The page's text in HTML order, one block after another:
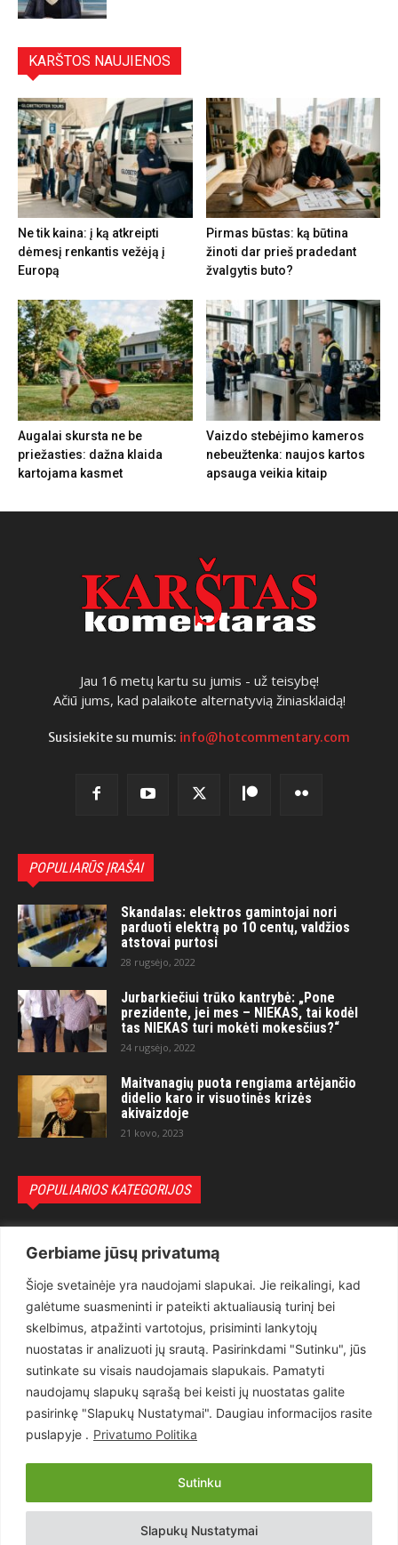
Gerbiame jūsų privatumą
Šioje svetainėje yra naudojami slapukai. Jie reikalingi, kad
galėtume suasmeninti ir pateikti aktualiausią turinį bei
skelbimus, atpažinti vartotojus, prisiminti lankytojų
nuostatas ir analizuoti jų srautą. Pasirinkdami "Sutinku", jūs
sutinkate su visais naudojamais slapukais. Pamatyti
naudojamų slapukų sąrašą bei keisti jų nuostatas galite
pasirinkę "Slapukų Nustatymai". Daugiau informacijos rasite
puslapyje . Privatumo Politika
Slapukų Nustatymai
Sutinku
KARŠTOS NAUJIENOS
Ne tik kaina: į ką atkreipti
dėmesį renkantis vežėją į
Europą
Pirmas būstas: ką būtina
žinoti dar prieš pradedant
žvalgytis buto?
Augalai skursta ne be
priežasties: dažna klaida
kartojama kasmet
Vaizdo stebėjimo kameros
nebeužtenka: naujos kartos
apsauga veikia kitaip
Jau 16 metų kartu su jumis - už teisybę!
Ačiū jums, kad palaikote alternatyvią žiniasklaidą!
Susisiekite su mumis: info@hotcommentary.com
POPULIARŪS ĮRAŠAI
Skandalas: elektros gamintojai nori
parduoti elektrą po 10 centų, valdžios
atstovai purtosi
28 rugsėjo, 2022
Jurbarkiečiui trūko kantrybė: „Pone
prezidente, jei mes – NIEKAS, tai kodėl
tas NIEKAS turi mokėti mokesčius?“
24 rugsėjo, 2022
Maitvanagių puota rengiama artėjančio
didelio karo ir visuotinės krizės
akivaizdoje
21 kovo, 2023
POPULIARIOS KATEGORIJOS
Teisėsauga
1497
Aktualu
Lietuva
619
Pasaulis
Статьи на русском
Articles in english
Copyright © 2026 UAB „Goruva“. Visos teisės saugomos.